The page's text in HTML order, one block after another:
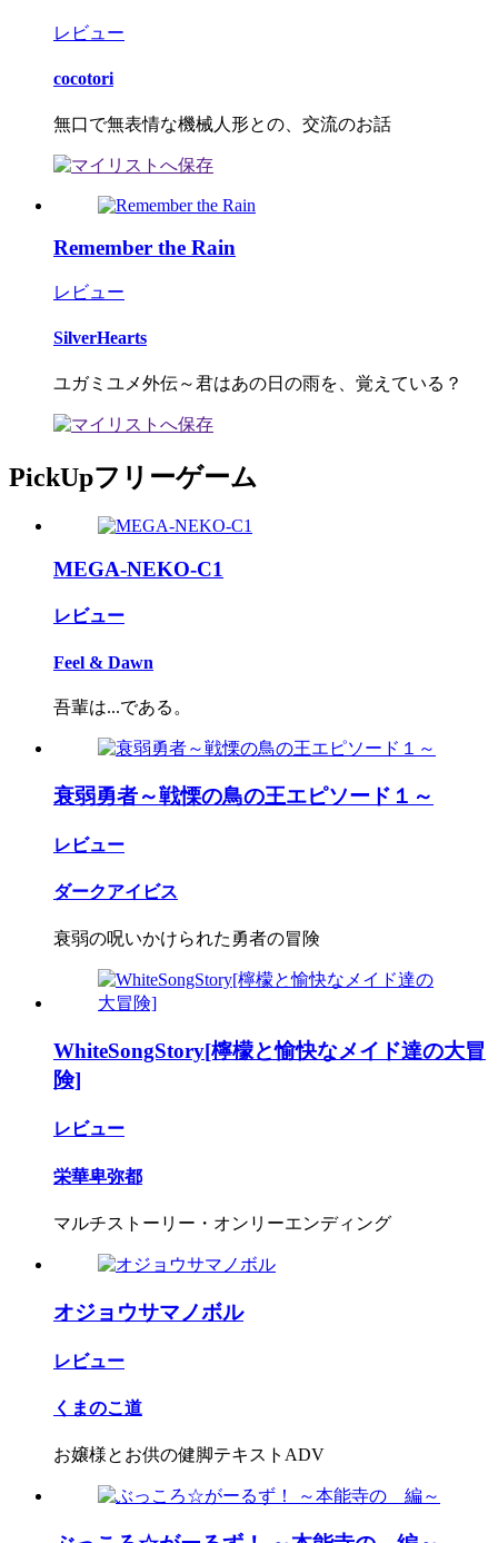
レビュー
cocotori
無口で無表情な機械人形との、交流のお話
Remember the Rain
レビュー
SilverHearts
ユガミユメ外伝～君はあの日の雨を、覚えている？
PickUpフリーゲーム
MEGA-NEKO-C1
レビュー
Feel & Dawn
吾輩は...である。
衰弱勇者～戦慄の鳥の王エピソード１～
レビュー
ダークアイビス
衰弱の呪いかけられた勇者の冒険
WhiteSongStory[檸檬と愉快なメイド達の大冒
険]
レビュー
栄華卑弥都
マルチストーリー・オンリーエンディング
オジョウサマノボル
レビュー
くまのこ道
お嬢様とお供の健脚テキストADV